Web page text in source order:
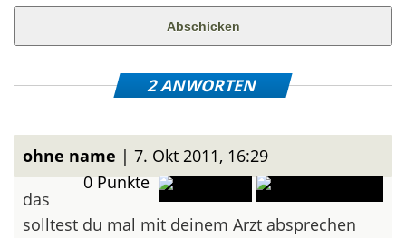
2 ANWORTEN
ohne name | 7. Okt 2011, 16:29
0Punkte
das
solltest du mal mit deinem Arzt absprechen